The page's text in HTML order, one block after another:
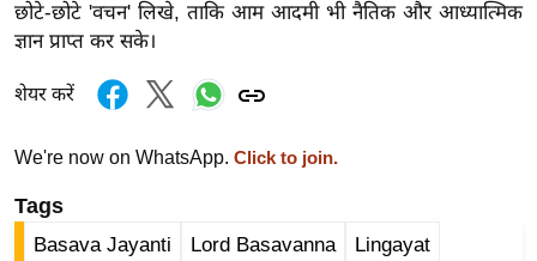
ऑ
टो
न्यू
ब्री
फ
छोटे-छोटे 'वचन' लिखे, ताकि आम आदमी भी नैतिक और आध्यात्मिक
ज्ञान प्राप्त कर सके।
शेयर करें
We're now on WhatsApp. Click to join.
Tags
Basava Jayanti Lord Basavanna Lingayat